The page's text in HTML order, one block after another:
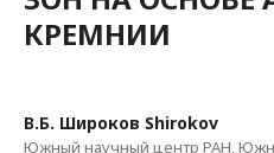
КРЕМНИИ
В.Б. Широков Shirokov
Южный научный центр РАН,